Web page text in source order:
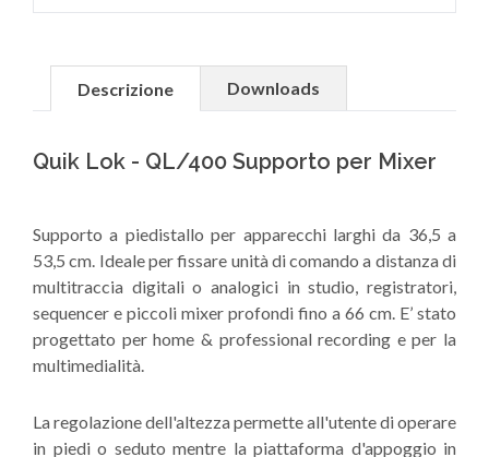
Descrizione Downloads
Quik Lok - QL/400 Supporto per Mixer
Supporto a piedistallo per apparecchi larghi da 36,5 a
53,5 cm. Ideale per fissare unità di comando a distanza di
multitraccia digitali o analogici in studio, registratori,
sequencer e piccoli mixer profondi fino a 66 cm. E’ stato
progettato per home & professional recording e per la
multimedialità.
La regolazione dell'altezza permette all'utente di operare
in piedi o seduto mentre la piattaforma d'appoggio in